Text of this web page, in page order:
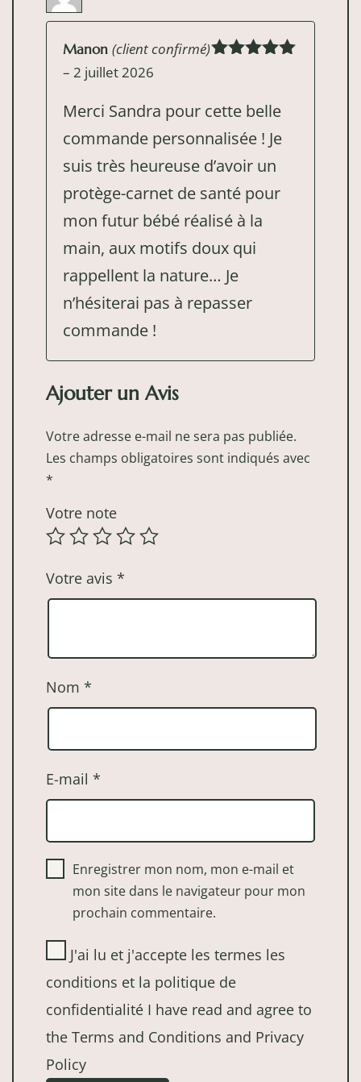
Manon (client confirmé)
– 2 juillet 2026
Merci Sandra pour cette belle
commande personnalisée ! Je
suis très heureuse d’avoir un
protège-carnet de santé pour
mon futur bébé réalisé à la
main, aux motifs doux qui
rappellent la nature… Je
n’hésiterai pas à repasser
commande !
Ajouter un Avis
Votre adresse e-mail ne sera pas publiée.
Les champs obligatoires sont indiqués avec
*
Votre note
Votre avis *
Nom *
E-mail *
Enregistrer mon nom, mon e-mail et
mon site dans le navigateur pour mon
prochain commentaire.
J'ai lu et j'accepte les termes les
conditions et la politique de
confidentialité I have read and agree to
the Terms and Conditions and Privacy
Policy